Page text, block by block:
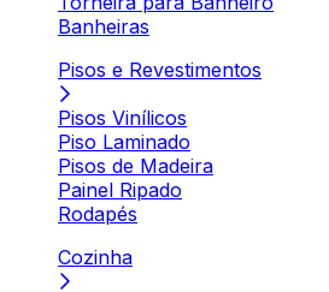
Banheiras
Pisos e Revestimentos
Pisos Vinílicos
Piso Laminado
Pisos de Madeira
Painel Ripado
Rodapés
Cozinha